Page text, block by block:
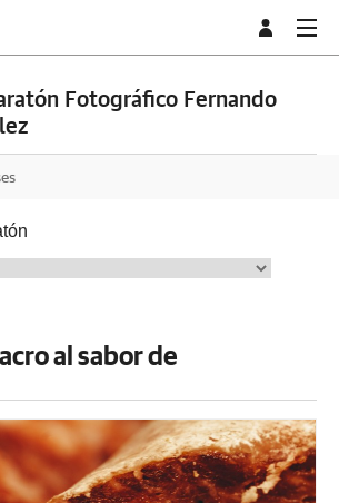
Fotográfico Fernando
al sabor de